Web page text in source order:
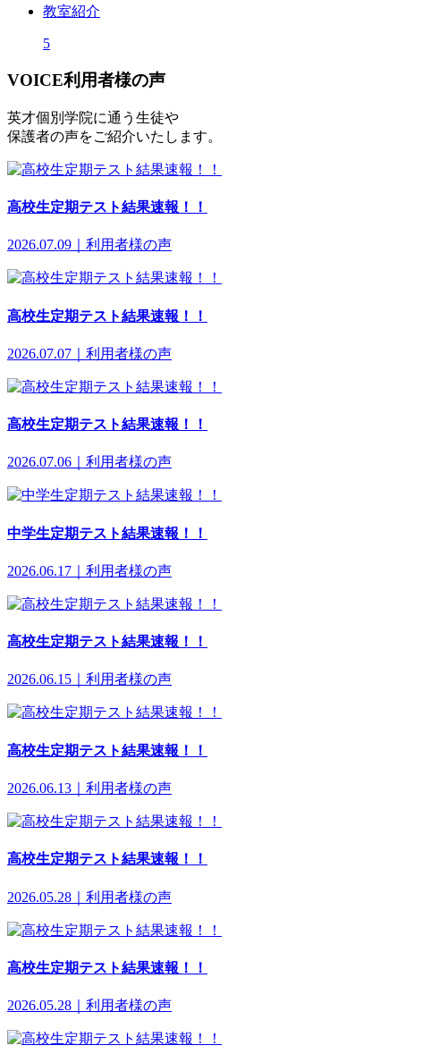
教室紹介
5
VOICE利用者様の声
英才個別学院に通う生徒や
保護者の声をご紹介いたします。
高校生定期テスト結果速報！！
2026.07.09｜利用者様の声
高校生定期テスト結果速報！！
2026.07.07｜利用者様の声
高校生定期テスト結果速報！！
2026.07.06｜利用者様の声
中学生定期テスト結果速報！！
2026.06.17｜利用者様の声
高校生定期テスト結果速報！！
2026.06.15｜利用者様の声
高校生定期テスト結果速報！！
2026.06.13｜利用者様の声
高校生定期テスト結果速報！！
2026.05.28｜利用者様の声
高校生定期テスト結果速報！！
2026.05.28｜利用者様の声